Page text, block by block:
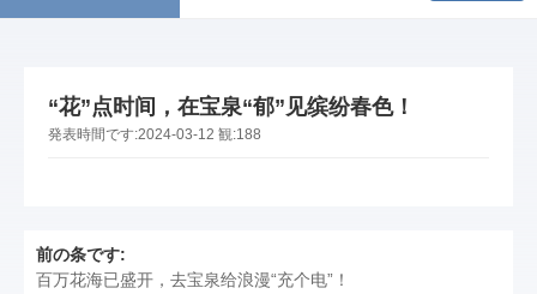
“花”点时间，在宝泉“郁”见缤纷春色！
発表時間です:2024-03-12 観:188
前の条です:
百万花海已盛开，去宝泉给浪漫“充个电”！